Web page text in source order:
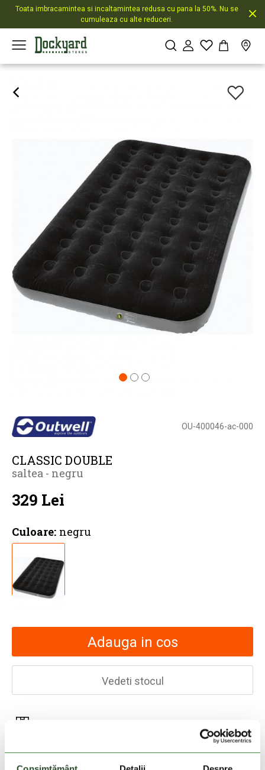
Toata imbracamintea si incaltamintea redusa cu pana la 50%. Nu se
cumuleaza cu alte reduceri.
OU-400046-ac-000
CLASSIC DOUBLE
saltea - negru
329 Lei
Culoare: negru
Adauga in cos
Vedeti stocul
livrare in 2-3 zile lucratoare